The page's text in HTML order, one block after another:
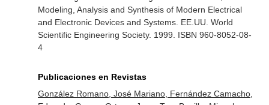
Modeling, Analysis and Synthesis of Modern Electrical
and Electronic Devices and Systems. EE.UU. World
Scientific Engineering Society. 1999. ISBN 960-8052-08-
4
Publicaciones en Revistas
González Romano, José Mariano, Fernández Camacho,